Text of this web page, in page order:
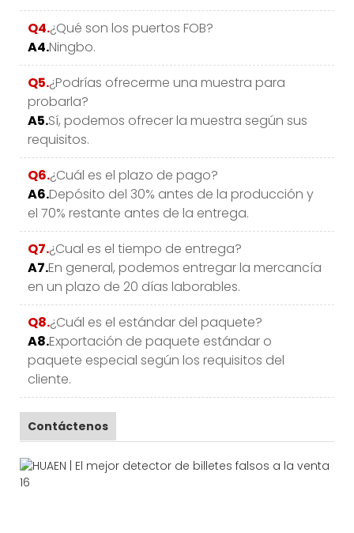
Q4.¿Qué son los puertos FOB?
A4.Ningbo.
Q5.¿Podrías ofrecerme una muestra para
probarla?
A5.Sí, podemos ofrecer la muestra según sus
requisitos.
Q6.¿Cuál es el plazo de pago?
A6.Depósito del 30% antes de la producción y
el 70% restante antes de la entrega.
Q7.¿Cual es el tiempo de entrega?
A7.En general, podemos entregar la mercancía
en un plazo de 20 días laborables.
Q8.¿Cuál es el estándar del paquete?
A8.Exportación de paquete estándar o
paquete especial según los requisitos del
cliente.
Contáctenos